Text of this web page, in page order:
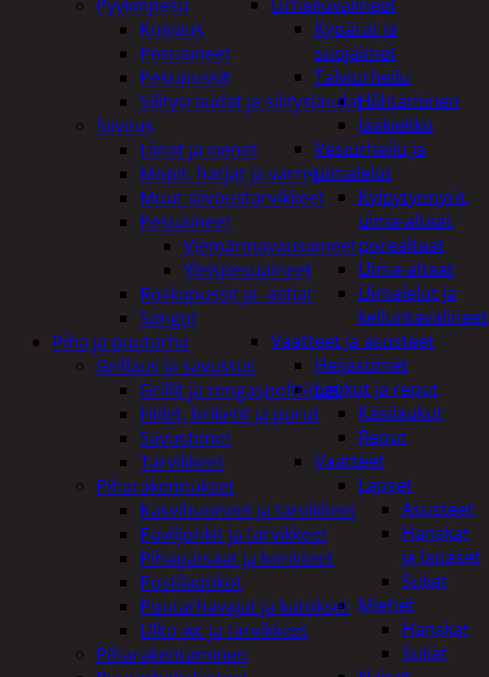
Kypärät ja
suojaimet
Talviurheilu
Hiihtäminen
Jääkiekko
Vesiurheilu ja
uimalelut
Kylpytynnyrit,
uima-altaat,
porealtaat
Uima-altaat
Uimalelut ja
kelluntavälineet
Vaatteet ja asusteet
Heijastimet
Laukut ja reput
Käsilaukut
Reput
Vaatteet
Lapset
Asusteet
Hanskat
ja lapaset
Sukat
Miehet
Hanskat
Sukat
Pyykinpesu
Kuivaus
Pesuaineet
Pesupussit
Silitysraudat ja silityslaudat
Siivous
Liinat ja sienet
Mopit, harjat ja varret
Muut siivoustarvikkeet
Pesuaineet
Viemärinavausaineet
Yleispesuaineet
Roskapussit ja -astiat
Sangot
Piha ja puutarha
Grillaus ja savustus
Grillit ja rengaspolttimet
Hiilet, briketit ja purut
Savustimet
Tarvikkeet
Piharakennukset
Kasvihuoneet ja tarvikkeet
Paviljonkit ja tarvikkeet
Pihapatsaat ja koristeet
Postilaatikot
Puutarhavajat ja katokset
Ulko-wc ja tarvikkeet
Piharakentaminen